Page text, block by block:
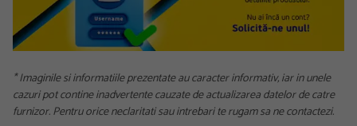
* Imaginile si informatiile prezentate au caracter informativ, iar in unele
cazuri pot contine inadvertente cauzate de actualizarea datelor de catre
furnizor. Pentru orice neclaritati sau intrebari te rugam sa ne contactezi.